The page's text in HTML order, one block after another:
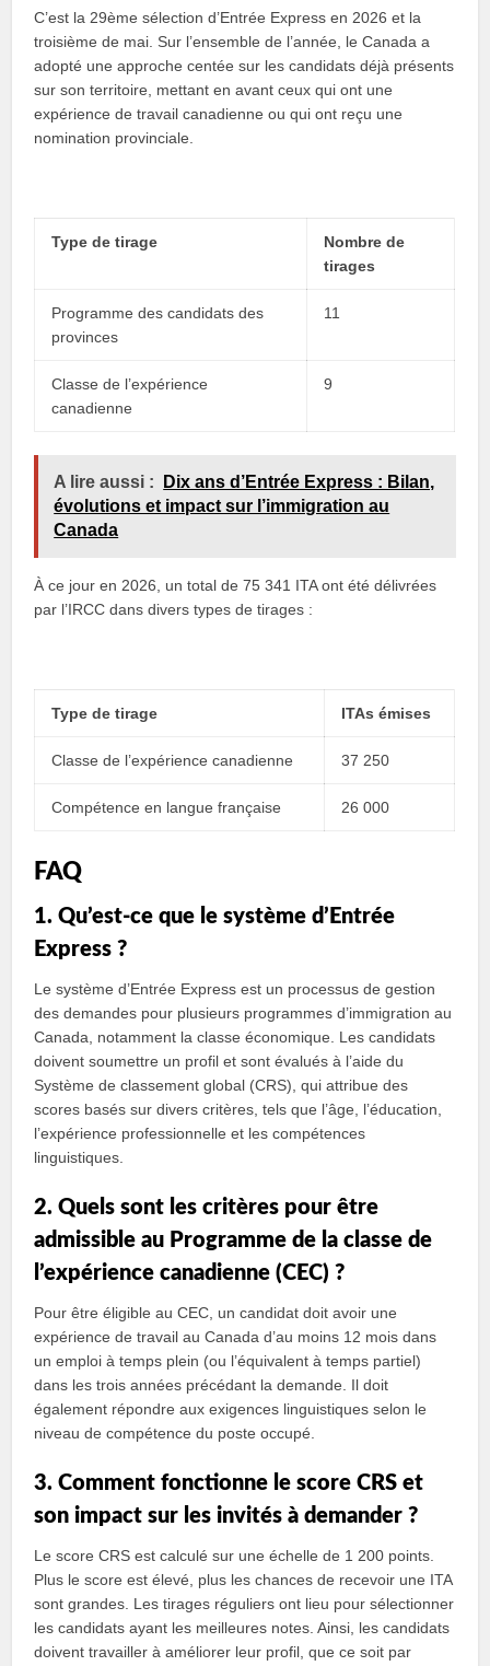
C’est la 29ème sélection d’Entrée Express en 2026 et la
troisième de mai. Sur l’ensemble de l’année, le Canada a
adopté une approche centée sur les candidats déjà présents
sur son territoire, mettant en avant ceux qui ont une
expérience de travail canadienne ou qui ont reçu une
nomination provinciale.
Type de tirage
Nombre de
tirages
Programme des candidats des
provinces
11
Classe de l’expérience
canadienne
9
A lire aussi :
Dix ans d’Entrée Express : Bilan,
évolutions et impact sur l’immigration au
Canada
À ce jour en 2026, un total de 75 341 ITA ont été délivrées
par l’IRCC dans divers types de tirages :
Type de tirage ITAs émises
Classe de l’expérience canadienne 37 250
Compétence en langue française 26 000
FAQ
1. Qu’est-ce que le système d’Entrée
Express ?
Le système d’Entrée Express est un processus de gestion
des demandes pour plusieurs programmes d’immigration au
Canada, notamment la classe économique. Les candidats
doivent soumettre un profil et sont évalués à l’aide du
Système de classement global (CRS), qui attribue des
scores basés sur divers critères, tels que l’âge, l’éducation,
l’expérience professionnelle et les compétences
linguistiques.
2. Quels sont les critères pour être
admissible au Programme de la classe de
l’expérience canadienne (CEC) ?
Pour être éligible au CEC, un candidat doit avoir une
expérience de travail au Canada d’au moins 12 mois dans
un emploi à temps plein (ou l’équivalent à temps partiel)
dans les trois années précédant la demande. Il doit
également répondre aux exigences linguistiques selon le
niveau de compétence du poste occupé.
3. Comment fonctionne le score CRS et
son impact sur les invités à demander ?
Le score CRS est calculé sur une échelle de 1 200 points.
Plus le score est élevé, plus les chances de recevoir une ITA
sont grandes. Les tirages réguliers ont lieu pour sélectionner
les candidats ayant les meilleures notes. Ainsi, les candidats
doivent travailler à améliorer leur profil, que ce soit par